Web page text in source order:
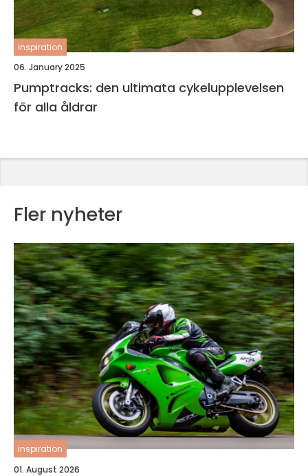
inspiration
06. January 2025
Pumptracks: den ultimata cykelupplevelsen
för alla åldrar
Fler nyheter
inspiration
01. August 2026